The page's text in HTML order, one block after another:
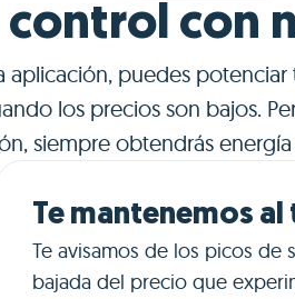
control con
aplicación, puedes
los precios son bajos.
siempre obtendrás
Te mantenemos
Te avisamos de los picos de
bajada del precio que